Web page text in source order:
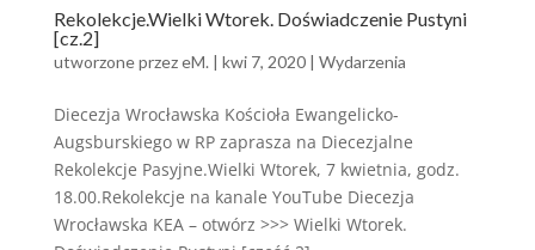
Rekolekcje.Wielki Wtorek. Doświadczenie Pustyni
[cz.2]
utworzone przezeM. | kwi 7, 2020| Wydarzenia
Diecezja Wrocławska Kościoła Ewangelicko-
Augsburskiego w RP zaprasza na Diecezjalne
Rekolekcje Pasyjne.Wielki Wtorek, 7 kwietnia, godz.
18.00.Rekolekcje na kanale YouTube Diecezja
Wrocławska KEA – otwórz >>> Wielki Wtorek.